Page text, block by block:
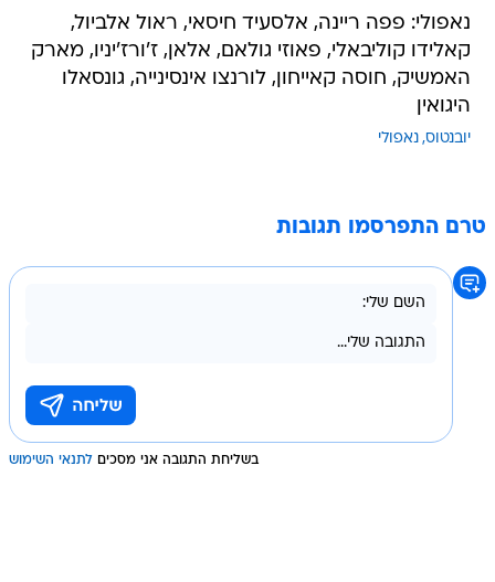
נאפולי: פפה ריינה, אלסעיד חיסאי, ראול אלביול,
קאלידו קוליבאלי, פאוזי גולאם, אלאן, ז'ורז'יניו, מארק
האמשיק, חוסה קאייחון, לורנצו אינסינייה, גונסאלו
היגואין
יובנטוס נאפולי
טרם התפרסמו תגובות
בשליחת התגובה אני מסכים לתנאי השימוש